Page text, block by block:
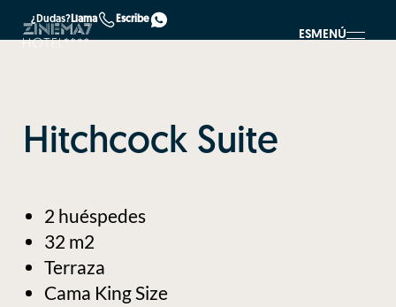
¿Dudas?Llama Escribe
ESMENÚ
Hitchcock Suite
2 huéspedes
32 m2
Terraza
Cama King Size